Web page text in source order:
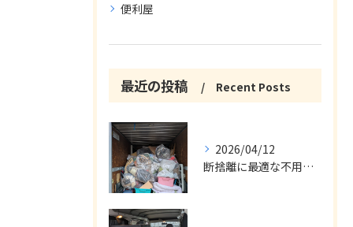
便利屋
最近の投稿 Recent Posts
2026/04/12
断捨離に最適な不用品回収サービス